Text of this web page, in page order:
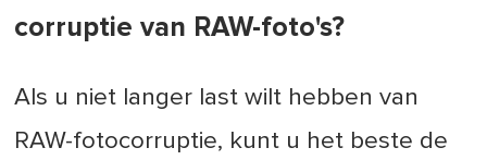
corruptie van RAW-foto's?
Als u niet langer last wilt hebben van
RAW-fotocorruptie, kunt u het beste de